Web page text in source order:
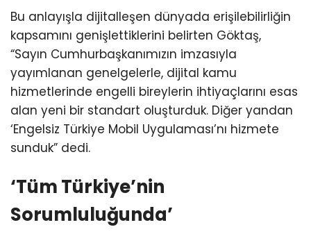
Bu anlayışla dijitalleşen dünyada erişilebilirliğin
kapsamını genişlettiklerini belirten Göktaş,
“Sayın Cumhurbaşkanımızın imzasıyla
yayımlanan genelgelerle, dijital kamu
hizmetlerinde engelli bireylerin ihtiyaçlarını esas
alan yeni bir standart oluşturduk. Diğer yandan
‘Engelsiz Türkiye Mobil Uygulaması’nı hizmete
sunduk” dedi.
‘Tüm Türkiye’nin
Sorumluluğunda’